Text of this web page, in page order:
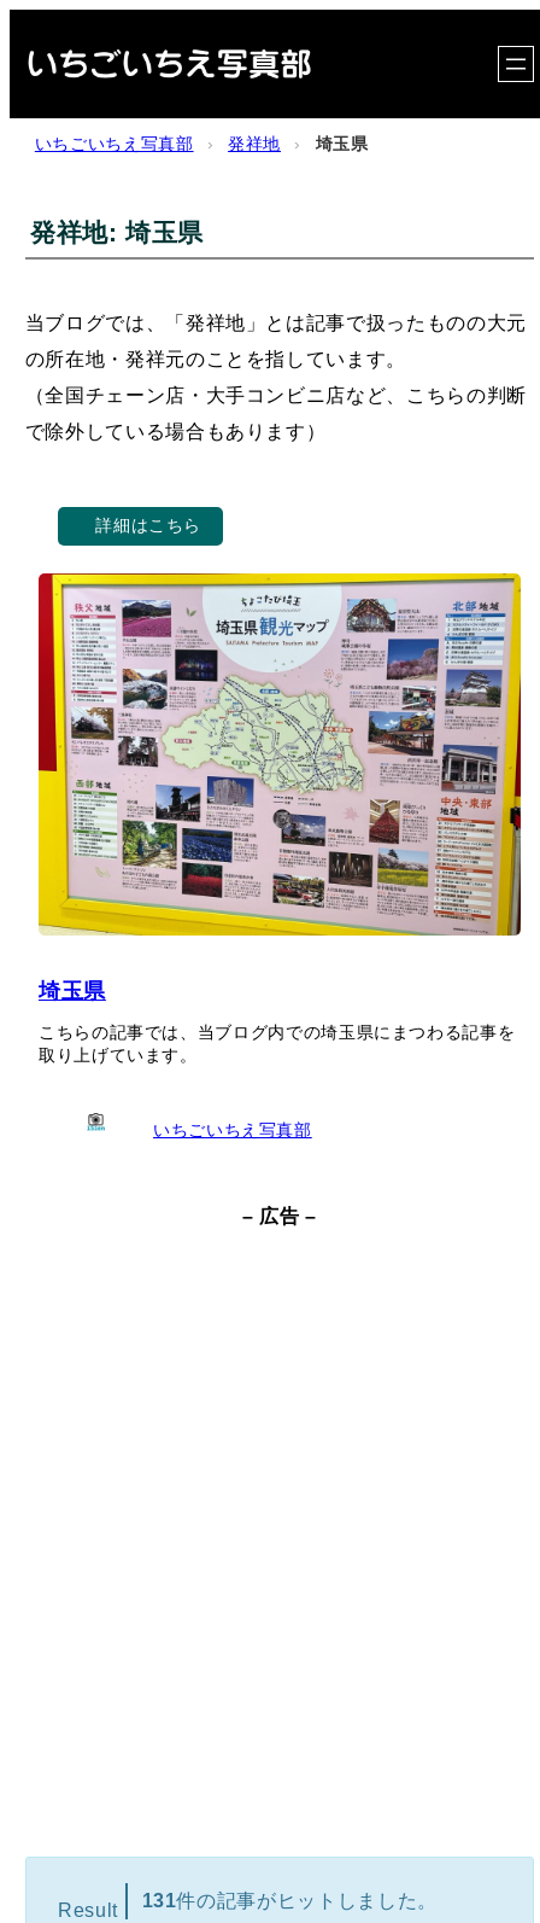
容
いちごいちえ写真部 › 発祥地 › 埼玉県
発祥地:埼玉県
当ブログでは、「発祥地」とは記事で扱ったものの大元
の所在地・発祥元のことを指しています。
（全国チェーン店・大手コンビニ店など、こちらの判断
で除外している場合もあります）
詳細はこちら
埼玉県
こちらの記事では、当ブログ内での埼玉県にまつわる記事を
取り上げています。
いちごいちえ写真部
– 広告 –
Result 131件の記事がヒットしました。